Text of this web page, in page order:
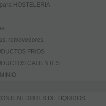
HOSTELERIA
removedores,
FRIOS
CALIENTES
DE LIQUIDOS